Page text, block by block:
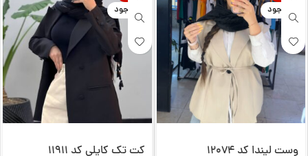
ناموجود
وست لیندا کد 12074
ناموجود
کت تک کایلی کد 11911